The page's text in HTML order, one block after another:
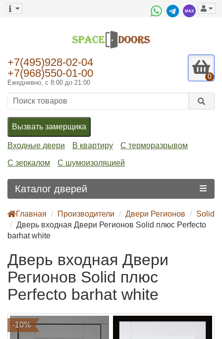
+7(495)928-02-04
+7(968)550-01-00
Ежедневно, с 8:00 до 21:00
0
Вызвать замерщика
Входные двери В квартиру С терморазрывом
С зеркалом С шумоизоляцией
Каталог дверей
Главная Производители Двери Регионов
Solid
Дверь входная Двери Регионов Solid плюс Perfecto
barhat white
Дверь входная Двери
Регионов Solid плюс
Perfecto barhat white
-10%